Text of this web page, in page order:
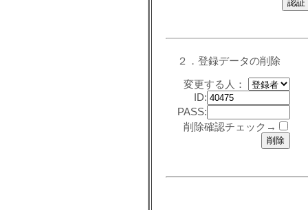
２．登録データの削除
変更する人：
ID:
PASS:
削除確認チェック→